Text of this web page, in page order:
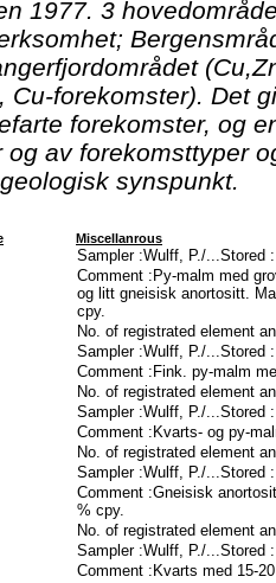
1977. 3
Cu-forekomster). Det
forekomster, og
av forekomsttyper
synspunkt.
Miscellanrous
Sampler :Wulff, P./...Stored
Comment :Py-malm med
og litt gneisisk anortositt.
cpy.
No. of registrated element
Sampler :Wulff, P./...Stored
Comment :Fink. py-malm
No. of registrated element
Sampler :Wulff, P./...Stored
Comment :Kvarts- og py-
No. of registrated element
Sampler :Wulff, P./...Stored
Comment :Gneisisk
% cpy.
No. of registrated element
Sampler :Wulff, P./...Stored
Comment :Kvarts med 15-